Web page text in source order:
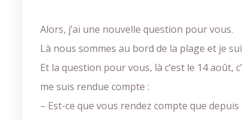
Alors, j’ai une nouvelle question pour vous.
Là nous sommes au bord de la plage et je
Et la question pour vous, là c’est le 14 août,
me suis rendue compte :
– Est-ce que vous rendez compte que